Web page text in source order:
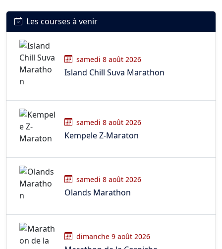
Les courses à venir
samedi 8 août 2026
Island Chill Suva Marathon
samedi 8 août 2026
Kempele Z-Maraton
samedi 8 août 2026
Olands Marathon
dimanche 9 août 2026